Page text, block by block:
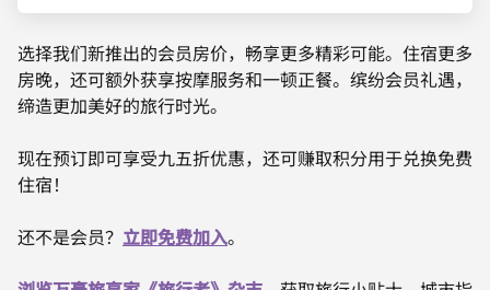
选择我们新推出的会员房价，畅享更多精彩可能。住宿更多
房晚，还可额外获享按摩服务和一顿正餐。缤纷会员礼遇，
缔造更加美好的旅行时光。
现在预订即可享受九五折优惠，还可赚取积分用于兑换免费
住宿！
还不是会员？ 立即免费加入。